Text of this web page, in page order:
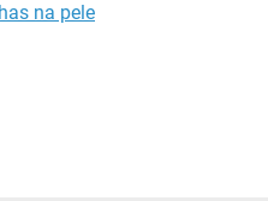
na pele